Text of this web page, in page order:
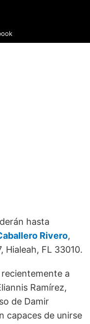
hasta
Rivero,
Hialeah, FL 33010.
a
Ramírez,
de Damir
capaces de unirse